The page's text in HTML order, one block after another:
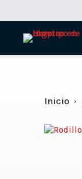
Inicio